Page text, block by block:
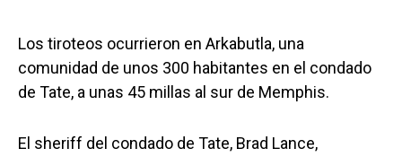
Los tiroteos ocurrieron en Arkabutla, una
comunidad de unos 300 habitantes en el condado
de Tate, a unas 45 millas al sur de Memphis.
El sheriff del condado de Tate, Brad Lance,